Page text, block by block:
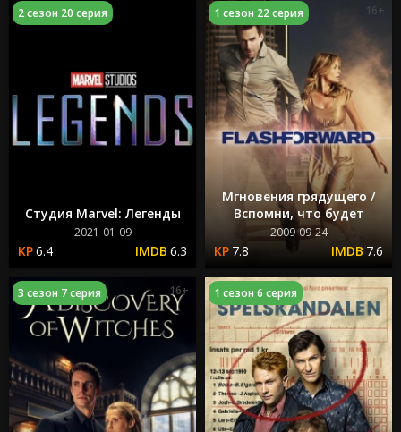
Студия Marvel: Легенды
2021-01-09
6.4 6.3
2 сезон 20 серия
Мгновения грядущего /
Вспомни, что будет
2009-09-24
7.8 7.6
1 сезон 22 серия 16+
3 сезон 7 серия 16+ 1 сезон 6 серия